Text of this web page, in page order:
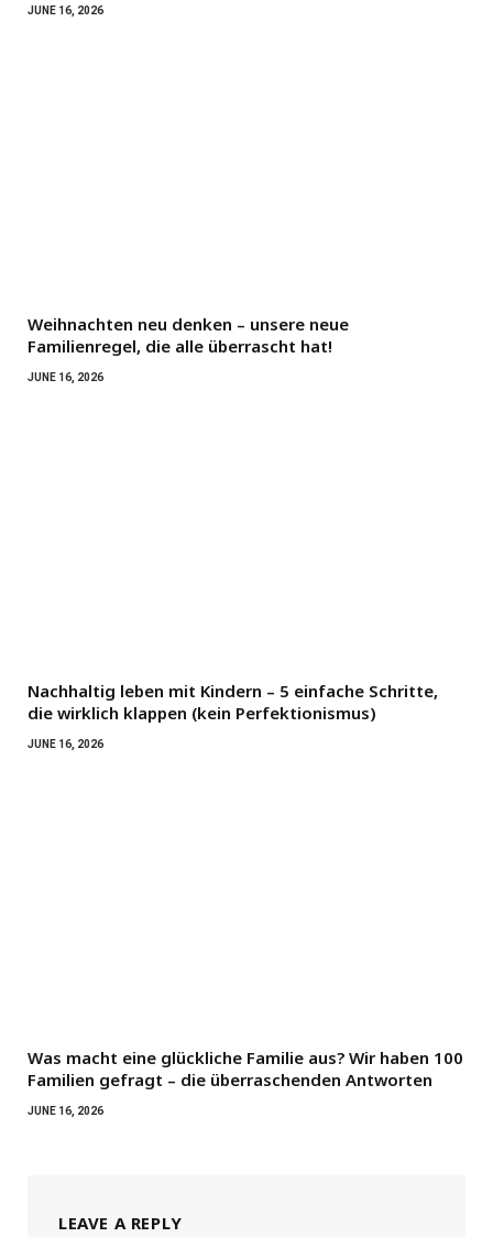
JUNE 16, 2026
Weihnachten neu denken – unsere neue
Familienregel, die alle überrascht hat!
JUNE 16, 2026
Nachhaltig leben mit Kindern – 5 einfache Schritte,
die wirklich klappen (kein Perfektionismus)
JUNE 16, 2026
Was macht eine glückliche Familie aus? Wir haben 100
Familien gefragt – die überraschenden Antworten
JUNE 16, 2026
LEAVE A REPLY